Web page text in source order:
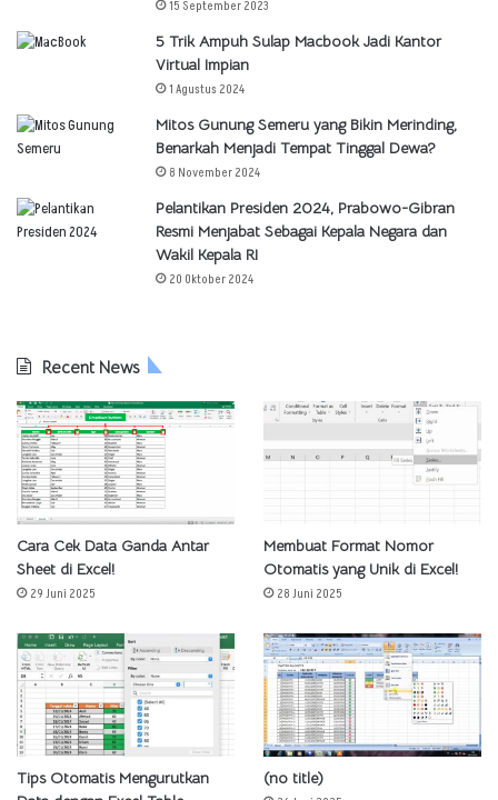
15 September 2023
5 Trik Ampuh Sulap Macbook Jadi Kantor
Virtual Impian
1 Agustus 2024
Mitos Gunung Semeru yang Bikin Merinding,
Benarkah Menjadi Tempat Tinggal Dewa?
8 November 2024
Pelantikan Presiden 2024, Prabowo-Gibran
Resmi Menjabat Sebagai Kepala Negara dan
Wakil Kepala RI
20 Oktober 2024
Recent News
Cara Cek Data Ganda Antar
Sheet di Excel!
29 Juni 2025
Membuat Format Nomor
Otomatis yang Unik di Excel!
28 Juni 2025
Tips Otomatis Mengurutkan
(no title)